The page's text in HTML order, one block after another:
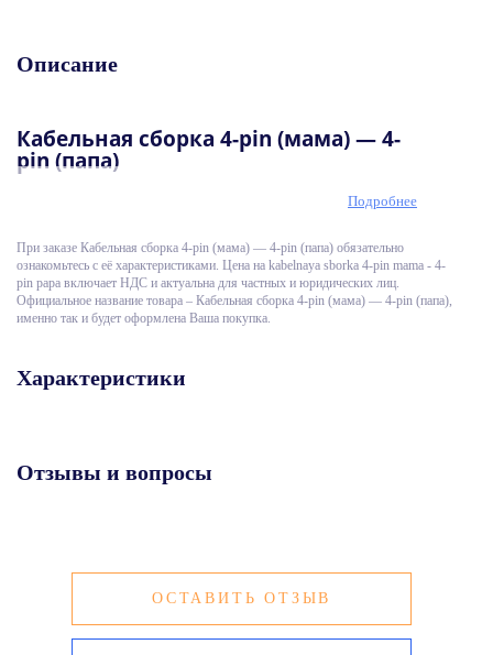
Описание
Кабельная сборка 4-pin (мама) — 4-
pin (папа)
Кабельная сборка, позволяющая соединить между
наблюдения или монитор произвольной длины.
Удлиннитель авиационного интерфейса GX16.
Подробнее
При заказе Кабельная сборка 4-pin (мама) — 4-pin (папа) обязательно
ознакомьтесь с её характеристиками. Цена на kabelnaya sborka 4-pin mama - 4-
pin papa включает НДС и актуальна для частных и юридических лиц.
Официальное название товара – Кабельная сборка 4-pin (мама) — 4-pin (папа),
именно так и будет оформлена Ваша покупка.
Характеристики
Отзывы и вопросы
ОСТАВИТЬ ОТЗЫВ